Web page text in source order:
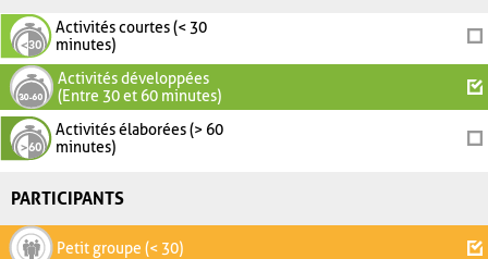
Activités courtes (< 30
minutes)
Activités développées
(Entre 30 et 60 minutes)
Activités élaborées (> 60
minutes)
PARTICIPANTS
Petit groupe (< 30)